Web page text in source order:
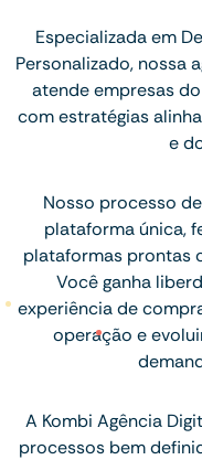
Especializada em
Personalizado, nossa
atende empresas
com estratégias
e
Nosso processo
plataforma única,
plataformas prontas
Você ganha
experiência de
operação e
A Kombi Agência
processos bem